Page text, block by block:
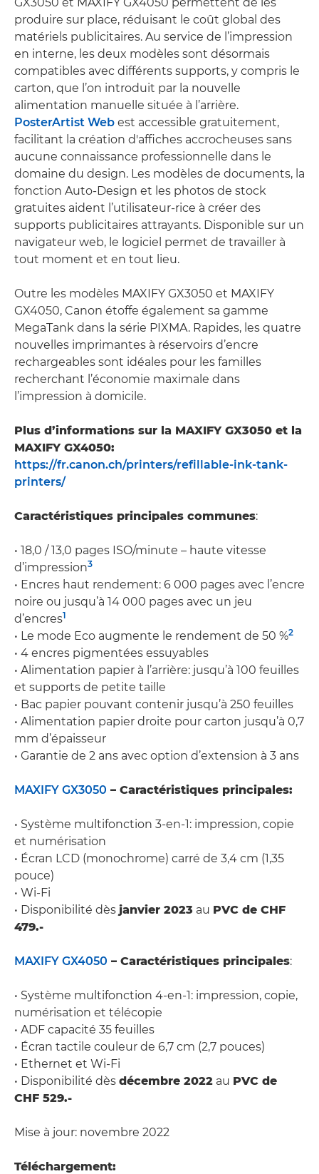
produire sur place, réduisant le coût global des
matériels publicitaires. Au service de l’impression
en interne, les deux modèles sont désormais
compatibles avec différents supports, y compris le
carton, que l’on introduit par la nouvelle
alimentation manuelle située à l’arrière.
PosterArtist Web est accessible gratuitement,
facilitant la création d'affiches accrocheuses sans
aucune connaissance professionnelle dans le
domaine du design. Les modèles de documents, la
fonction Auto-Design et les photos de stock
gratuites aident l’utilisateur-rice à créer des
supports publicitaires attrayants. Disponible sur un
navigateur web, le logiciel permet de travailler à
tout moment et en tout lieu.
Outre les modèles MAXIFY GX3050 et MAXIFY
GX4050, Canon étoffe également sa gamme
MegaTank dans la série PIXMA. Rapides, les quatre
nouvelles imprimantes à réservoirs d’encre
rechargeables sont idéales pour les familles
recherchant l’économie maximale dans
l’impression à domicile.
Plus d’informations sur la MAXIFY GX3050 et la
MAXIFY GX4050:
https://fr.canon.ch/printers/refillable-ink-tank-
printers/
Caractéristiques principales communes:
• 18,0 / 13,0 pages ISO/minute – haute vitesse
d’impression3
• Encres haut rendement: 6 000 pages avec l’encre
noire ou jusqu’à 14 000 pages avec un jeu
d’encres1
• Le mode Eco augmente le rendement de 50 %2
• 4 encres pigmentées essuyables
• Alimentation papier à l’arrière: jusqu’à 100 feuilles
et supports de petite taille
• Bac papier pouvant contenir jusqu’à 250 feuilles
• Alimentation papier droite pour carton jusqu’à 0,7
mm d’épaisseur
• Garantie de 2 ans avec option d’extension à 3 ans
MAXIFY GX3050 – Caractéristiques principales:
• Système multifonction 3-en-1: impression, copie
et numérisation
• Écran LCD (monochrome) carré de 3,4 cm (1,35
pouce)
• Wi-Fi
• Disponibilité dès janvier 2023 au PVC de CHF
479.-
MAXIFY GX4050 – Caractéristiques principales:
• Système multifonction 4-en-1: impression, copie,
numérisation et télécopie
• ADF capacité 35 feuilles
• Écran tactile couleur de 6,7 cm (2,7 pouces)
• Ethernet et Wi-Fi
• Disponibilité dès décembre 2022 au PVC de
CHF 529.-
Mise à jour: novembre 2022
Téléchargement: